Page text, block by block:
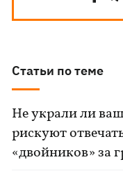
Статьи по теме
Не украли ли
рискуют
«двойников» за